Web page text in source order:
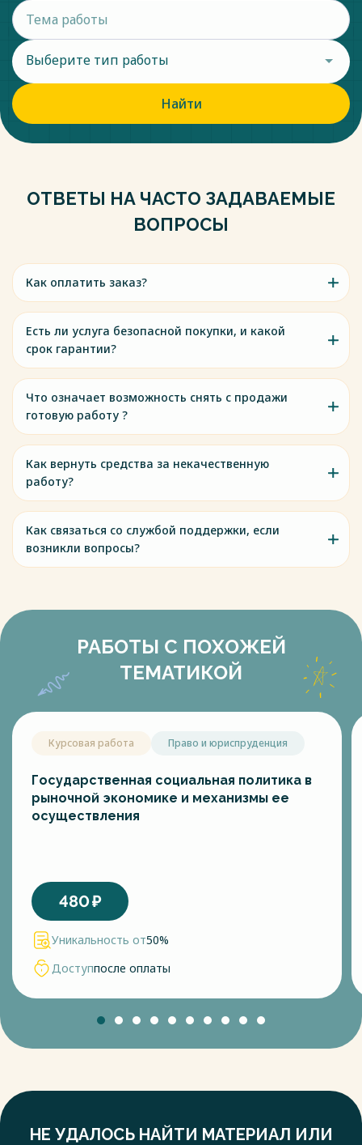
вызовы / отв. ред. Т. Я. Хабриева. - М., 2021. – С. 13-18.
15. Кобец, П.Н. Противодействие коррупции в странах
организации американских государств / П.Н. Кобец, Д.А.
Бражников // Вестник Академии Следственного комитета
Российской Федерации. - 2021. - № 3 (25). - С. 54-57.
Весь текст будет доступенпосле покупки
Выберите тип работы
Найти
ОТВЕТЫ НА ЧАСТО ЗАДАВАЕМЫЕ
ВОПРОСЫ
Как оплатить заказ?
Есть ли услуга безопасной покупки, и какой
срок гарантии?
Что означает возможность снять с продажи
готовую работу ?
Как вернуть средства за некачественную
работу?
Как связаться со службой поддержки, если
возникли вопросы?
РАБОТЫ С ПОХОЖЕЙ
ТЕМАТИКОЙ
Курсовая работа Право и юриспруденция
Государственная социальная политика в
рыночной экономике и механизмы ее
осуществления
480₽
Уникальность от50%
Доступпосле оплаты
НЕ УДАЛОСЬ НАЙТИ МАТЕРИАЛ ИЛИ